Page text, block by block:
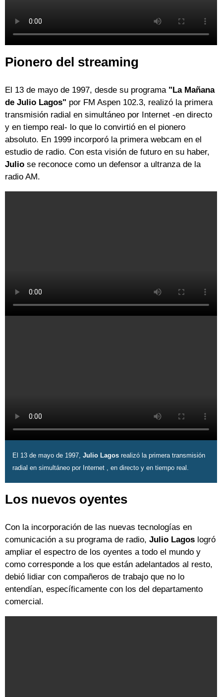
Pionero del streaming
El 13 de mayo de 1997, desde su programa "La Mañana
de Julio Lagos" por FM Aspen 102.3, realizó la primera
transmisión radial en simultáneo por Internet -en directo
y en tiempo real- lo que lo convirtió en el pionero
absoluto. En 1999 incorporó la primera webcam en el
estudio de radio. Con esta visión de futuro en su haber,
Julio se reconoce como un defensor a ultranza de la
radio AM.
El 13 de mayo de 1997, Julio Lagos realizó la primera transmisión
radial en simultáneo por Internet , en directo y en tiempo real.
Los nuevos oyentes
Con la incorporación de las nuevas tecnologías en
comunicación a su programa de radio, Julio Lagos logró
ampliar el espectro de los oyentes a todo el mundo y
como corresponde a los que están adelantados al resto,
debió lidiar con compañeros de trabajo que no lo
entendían, específicamente con los del departamento
comercial.